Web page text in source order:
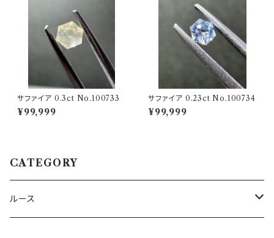
サファイア 0.3ct No.100733
¥99,999
サファイア 0.23ct No.100734
¥99,999
CATEGORY
ルース